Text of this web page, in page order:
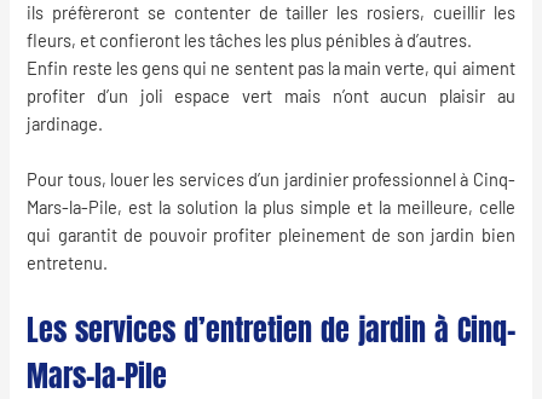
ils préfèreront se contenter de tailler les rosiers, cueillir les
fleurs, et confieront les tâches les plus pénibles à d’autres.
Enfin reste les gens qui ne sentent pas la main verte, qui aiment
profiter d’un joli espace vert mais n’ont aucun plaisir au
jardinage.
Pour tous, louer les services d’un jardinier professionnelà Cinq-
Mars-la-Pile, est la solution la plus simple et la meilleure, celle
qui garantit de pouvoir profiter pleinement de son jardin bien
entretenu.
Les services d’entretien de jardin à Cinq-
Mars-la-Pile